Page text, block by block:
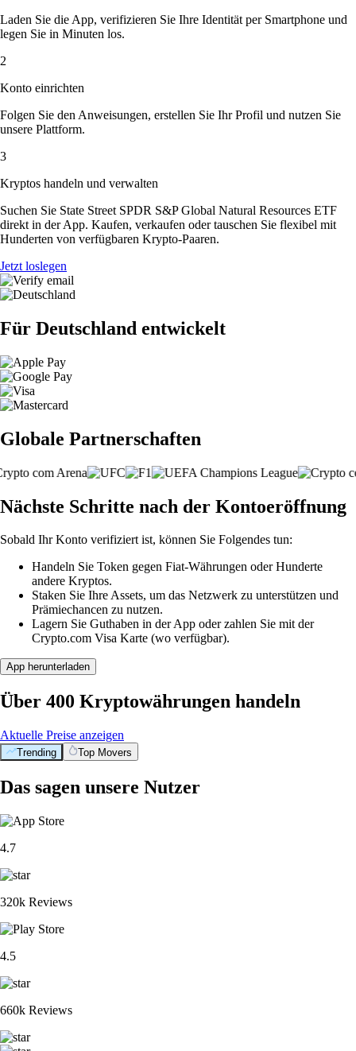
Laden Sie die App, verifizieren Sie Ihre Identität per Smartphone und
legen Sie in Minuten los.
2
Konto einrichten
Folgen Sie den Anweisungen, erstellen Sie Ihr Profil und nutzen Sie
unsere Plattform.
3
Kryptos handeln und verwalten
Suchen Sie State Street SPDR S&P Global Natural Resources ETF
direkt in der App. Kaufen, verkaufen oder tauschen Sie flexibel mit
Hunderten von verfügbaren Krypto-Paaren.
Jetzt loslegen
Für Deutschland entwickelt
Globale Partnerschaften
Nächste Schritte nach der Kontoeröffnung
Sobald Ihr Konto verifiziert ist, können Sie Folgendes tun:
Handeln Sie Token gegen Fiat-Währungen oder Hunderte
andere Kryptos.
Staken Sie Ihre Assets, um das Netzwerk zu unterstützen und
Prämiechancen zu nutzen.
Lagern Sie Guthaben in der App oder zahlen Sie mit der
Crypto.com Visa Karte (wo verfügbar).
App herunterladen
Über 400 Kryptowährungen handeln
Aktuelle Preise anzeigen
Trending Top Movers
Das sagen unsere Nutzer
4.7
320k Reviews
4.5
660k Reviews